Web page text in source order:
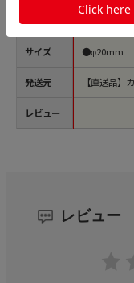
込)
サイズ
発送元
レビュー
￥
●φ20mm
【直送品】
レビュー